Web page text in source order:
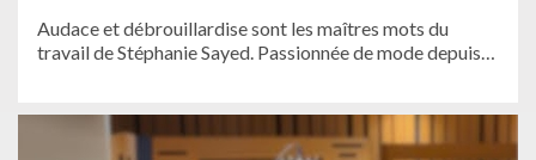
Audace et débrouillardise sont les maîtres mots du
travail de Stéphanie Sayed. Passionnée de mode depuis